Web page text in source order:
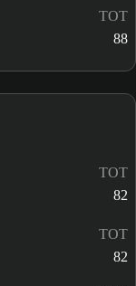
TOT
88
TOT
82
TOT
82